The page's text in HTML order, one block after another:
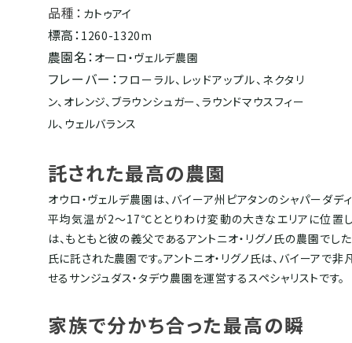
品種： カトゥアイ
標高： 1260-1320m
農園名： オーロ・ヴェルデ農園
フレーバー： フローラル、レッドアップル、ネクタリ
ン、オレンジ、ブラウンシュガー、ラウンドマウスフィー
ル、ウェルバランス
託された最高の農園
オウロ・ヴェルデ農園は、バイーア州ピアタンのシャパーダ
平均気温が2〜17℃ととりわけ変動の大きなエリアに位置し
は、もともと彼の義父であるアントニオ・リグノ氏の農園でし
氏に託された農園です。アントニオ・リグノ氏は、バイーアで
せるサンジュダス・タデウ農園を運営するスペシャリストです。
家族で分かち合った最高の瞬